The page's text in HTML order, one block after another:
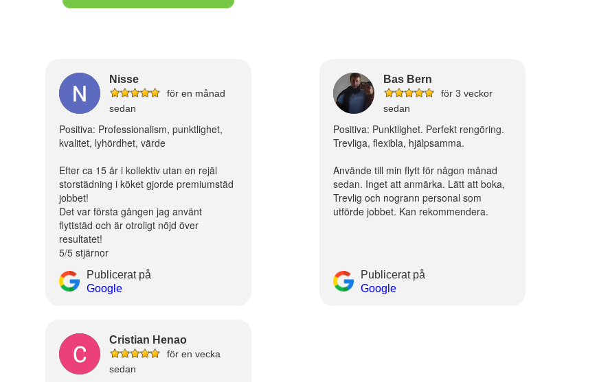
Nisse
för en månad
sedan
Positiva: Professionalism, punktlighet,
kvalitet, lyhördhet, värde
Efter ca 15 år i kollektiv utan en rejäl
storstädning i köket gjorde premiumstäd
jobbet!
Det var första gången jag använt
flyttstäd och är otroligt nöjd över
resultatet!
5/5 stjärnor
Publicerat på
Google
Bas Bern
för 3 veckor
sedan
Positiva: Punktlighet. Perfekt rengöring.
Trevliga, flexibla, hjälpsamma.
Använde till min flytt för någon månad
sedan. Inget att anmärka. Lätt att boka,
Trevlig och nogrann personal som
utförde jobbet. Kan rekommendera.
Publicerat på
Google
Cristian Henao
för en vecka
sedan